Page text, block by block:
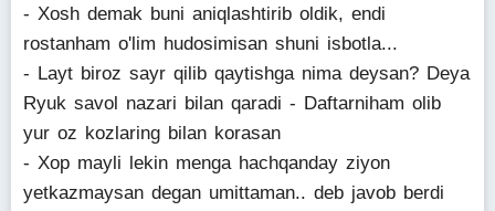
- Xosh demak buni aniqlashtirib oldik, endi
rostanham o'lim hudosimisan shuni isbotla...
- Layt biroz sayr qilib qaytishga nima deysan? Deya
Ryuk savol nazari bilan qaradi - Daftarniham olib
yur oz kozlaring bilan korasan
- Xop mayli lekin menga hachqanday ziyon
yetkazmaysan degan umittaman.. deb javob berdi